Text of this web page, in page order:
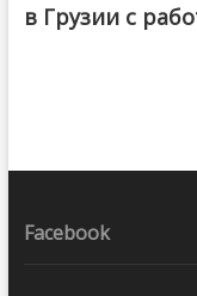
в Грузии с
Facebook